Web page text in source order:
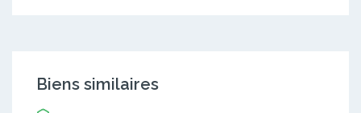
Biens similaires